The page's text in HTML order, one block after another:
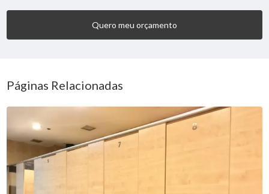
Quero meu orçamento
Páginas Relacionadas